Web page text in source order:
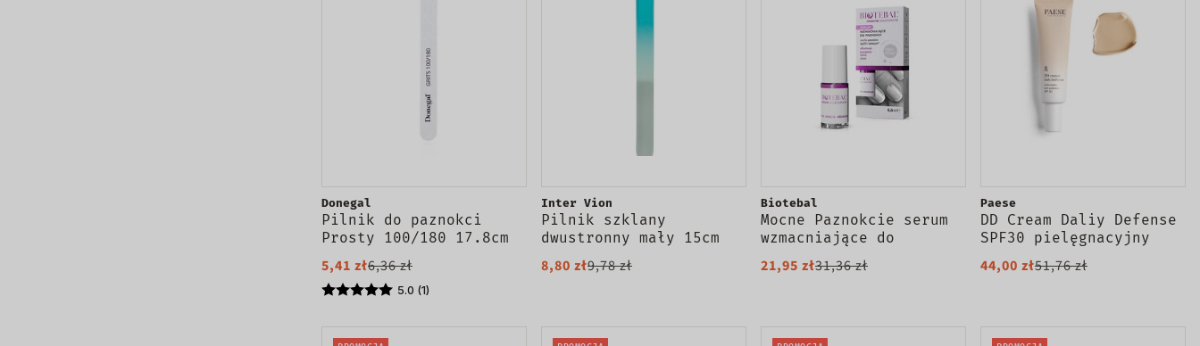
Donegal
Pilnik do paznokci
Prosty 100/180 17.8cm
5,41 zł6,36 zł
5.0 (1)
Inter Vion
Pilnik szklany
dwustronny mały 15cm
8,80 zł9,78 zł
Biotebal
Mocne Paznokcie serum
wzmacniające do
paznokci 6.6 ml
21,95 zł31,36 zł
Paese
DD Cream Daliy Defense
SPF30 pielęgnacyjny
krem koloryzujący 2W
Beige 30ml
44,00 zł51,76 zł